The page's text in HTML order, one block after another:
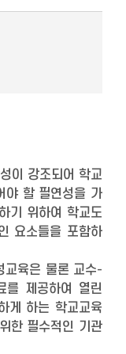
이 강조되어 학교
야 할 필연성을 가
기 위하여 학교도
요소들을 포함하
교육은 물론 교수-
를 제공하여 열린
게 하는 학교교육
한 필수적인 기관